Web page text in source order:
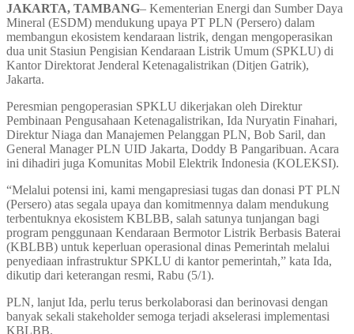
JAKARTA, TAMBANG– Kementerian Energi dan Sumber Daya
Mineral (ESDM) mendukung upaya PT PLN (Persero) dalam
membangun ekosistem kendaraan listrik, dengan mengoperasikan
dua unit Stasiun Pengisian Kendaraan Listrik Umum (SPKLU) di
Kantor Direktorat Jenderal Ketenagalistrikan (Ditjen Gatrik),
Jakarta.
Peresmian pengoperasian SPKLU dikerjakan oleh Direktur
Pembinaan Pengusahaan Ketenagalistrikan, Ida Nuryatin Finahari,
Direktur Niaga dan Manajemen Pelanggan PLN, Bob Saril, dan
General Manager PLN UID Jakarta, Doddy B Pangaribuan. Acara
ini dihadiri juga Komunitas Mobil Elektrik Indonesia (KOLEKSI).
“Melalui potensi ini, kami mengapresiasi tugas dan donasi PT PLN
(Persero) atas segala upaya dan komitmennya dalam mendukung
terbentuknya ekosistem KBLBB, salah satunya tunjangan bagi
program penggunaan Kendaraan Bermotor Listrik Berbasis Baterai
(KBLBB) untuk keperluan operasional dinas Pemerintah melalui
penyediaan infrastruktur SPKLU di kantor pemerintah,” kata Ida,
dikutip dari keterangan resmi, Rabu (5/1).
PLN, lanjut Ida, perlu terus berkolaborasi dan berinovasi dengan
banyak sekali stakeholder semoga terjadi akselerasi implementasi
KBLBB.